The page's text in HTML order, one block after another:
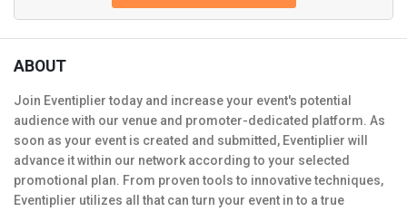
ABOUT
Join Eventiplier today and increase your event's potential
audience with our venue and promoter-dedicated platform. As
soon as your event is created and submitted, Eventiplier will
advance it within our network according to your selected
promotional plan. From proven tools to innovative techniques,
Eventiplier utilizes all that can turn your event in to a true